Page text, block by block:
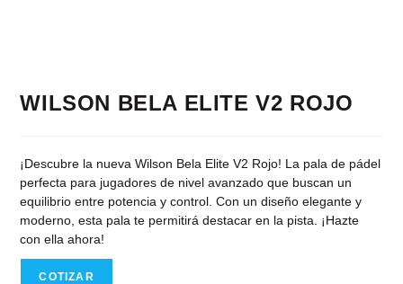
WILSON BELA ELITE V2 ROJO
¡Descubre la nueva Wilson Bela Elite V2 Rojo! La pala de pádel
perfecta para jugadores de nivel avanzado que buscan un
equilibrio entre potencia y control. Con un diseño elegante y
moderno, esta pala te permitirá destacar en la pista. ¡Hazte
con ella ahora!
COTIZAR